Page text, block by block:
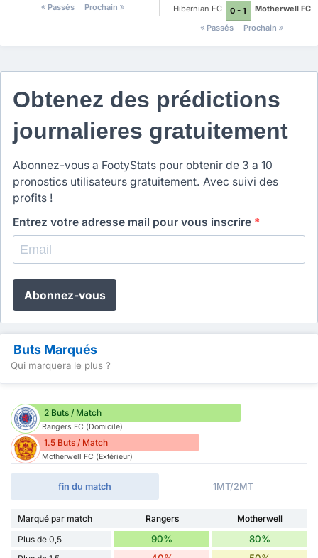
Passés
Prochain Hibernian FC 0 - 1
Motherwell FC
Passés
Prochain
Obtenez des prédictions
journalieres gratuitement
Abonnez-vous a FootyStats pour obtenir de 3 a 10
pronostics utilisateurs gratuitement. Avec suivi des
profits !
Entrez votre adresse mail pour vous inscrire *
Abonnez-vous
Buts Marqués
Qui marquera le plus ?
2 Buts / Match
Rangers FC (Domicile)
1.5 Buts / Match
Motherwell FC (Extérieur)
fin du match 1MT/2MT
Marqué par match Rangers
Motherwell
Plus de 0,5
90% 80%